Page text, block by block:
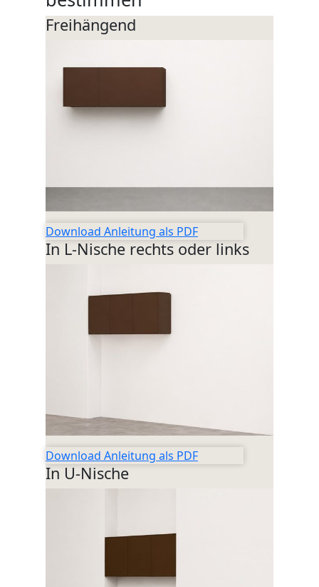
Freihängend
Download Anleitung als PDF
In L-Nische rechts oder links
Download Anleitung als PDF
In U-Nische
SIDEBOARDS
TV-MÖBEL
VITRINEN
SCHIEBETÜREN & SCHIEBETÜRSCHRÄNKE
APOTHEKERSCHRANK
WANDBOARDS